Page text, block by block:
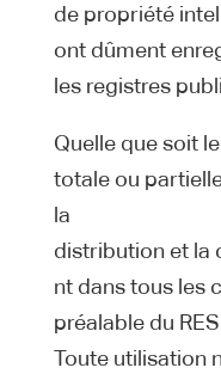
de propriété
ont dûment
les registres
Quelle que soit
totale ou
la
distribution et la
nt dans tous les
préalable du
Toute utilisation